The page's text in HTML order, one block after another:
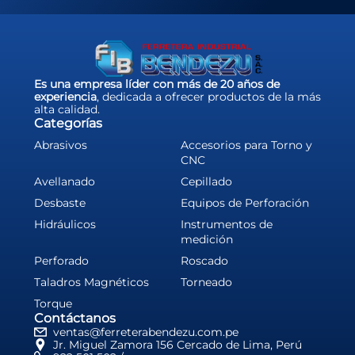
Es una empresa líder con más de 20 años de
experiencia, dedicada a ofrecer productos de la más
alta calidad.
Categorías
Abrasivos
Accesorios para Torno y
CNC
Avellanado
Cepillado
Desbaste
Equipos de Perforación
Hidráulicos
Instrumentos de
medición
Perforado
Roscado
Taladros Magnéticos
Torneado
Torque
Contáctanos
ventas@ferreterabendezu.com.pe
Jr. Miguel Zamora 156 Cercado de Lima, Perú